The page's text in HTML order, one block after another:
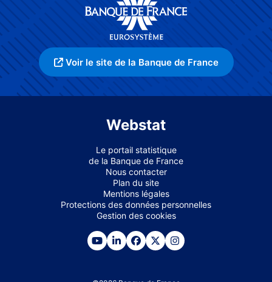
Voir le site de la Banque de France
Webstat
Le portail statistique
de la Banque de France
Nous contacter
Plan du site
Mentions légales
Protections des données personnelles
Gestion des cookies